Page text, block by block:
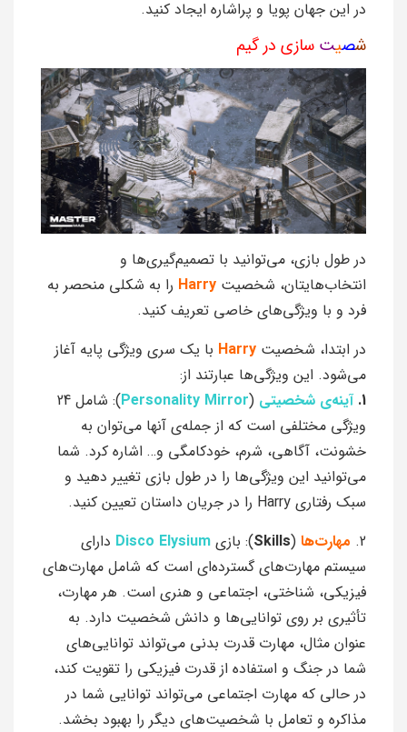
در این جهان پویا و پراشاره ایجاد کنید.
شصیت سازی در گیم
در طول بازی، می‌توانید با تصمیم‌گیری‌ها و
انتخاب‌هایتان، شخصیت Harry را به شکلی منحصر به
فرد و با ویژگی‌های خاصی تعریف کنید.
در ابتدا، شخصیت Harry با یک سری ویژگی پایه آغاز
می‌شود. این ویژگی‌ها عبارتند از:
1. آینه‌ی شخصیتی (
Personality Mirror
): شامل 24
ویژگی مختلفی است که از جمله‌ی آنها می‌توان به
خشونت، آگاهی، شرم، خودکامگی و… اشاره کرد. شما
می‌توانید این ویژگی‌ها را در طول بازی تغییر دهید و
سبک رفتاری Harry را در جریان داستان تعیین کنید.
2. مهارت‌ها (
Skills): بازی Disco Elysium دارای
سیستم مهارت‌های گسترده‌ای است که شامل مهارت‌های
فیزیکی، شناختی، اجتماعی و هنری است. هر مهارت،
تأثیری بر روی توانایی‌ها و دانش شخصیت دارد. به
عنوان مثال، مهارت قدرت بدنی می‌تواند توانایی‌های
شما در جنگ و استفاده از قدرت فیزیکی را تقویت کند،
در حالی که مهارت اجتماعی می‌تواند توانایی شما در
مذاکره و تعامل با شخصیت‌های دیگر را بهبود بخشد.